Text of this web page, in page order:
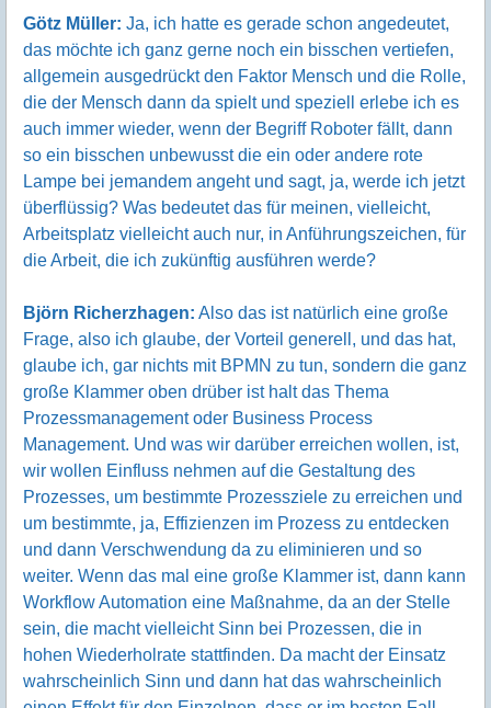
Götz Müller: Ja, ich hatte es gerade schon angedeutet,
das möchte ich ganz gerne noch ein bisschen vertiefen,
allgemein ausgedrückt den Faktor Mensch und die Rolle,
die der Mensch dann da spielt und speziell erlebe ich es
auch immer wieder, wenn der Begriff Roboter fällt, dann
so ein bisschen unbewusst die ein oder andere rote
Lampe bei jemandem angeht und sagt, ja, werde ich jetzt
überflüssig? Was bedeutet das für meinen, vielleicht,
Arbeitsplatz vielleicht auch nur, in Anführungszeichen, für
die Arbeit, die ich zukünftig ausführen werde?
Björn Richerzhagen: Also das ist natürlich eine große
Frage, also ich glaube, der Vorteil generell, und das hat,
glaube ich, gar nichts mit BPMN zu tun, sondern die ganz
große Klammer oben drüber ist halt das Thema
Prozessmanagement oder Business Process
Management. Und was wir darüber erreichen wollen, ist,
wir wollen Einfluss nehmen auf die Gestaltung des
Prozesses, um bestimmte Prozessziele zu erreichen und
um bestimmte, ja, Effizienzen im Prozess zu entdecken
und dann Verschwendung da zu eliminieren und so
weiter. Wenn das mal eine große Klammer ist, dann kann
Workflow Automation eine Maßnahme, da an der Stelle
sein, die macht vielleicht Sinn bei Prozessen, die in
hohen Wiederholrate stattfinden. Da macht der Einsatz
wahrscheinlich Sinn und dann hat das wahrscheinlich